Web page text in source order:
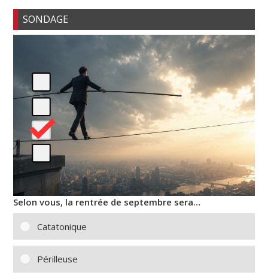
SONDAGE
Selon vous, la rentrée de septembre sera…
Catatonique
Périlleuse